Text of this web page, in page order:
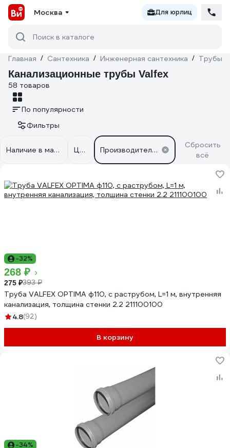
Москва Для юрлиц
Поиск в каталоге
Главная / Сантехника / Инженерная сантехника / Трубы
Канализационные трубы Valfex
58 товаров
По популярности
Фильтры
Наличие в магазинах Цена Производители: Valfex
Сбросить
всё
-32%
268 ₽
275 ₽393 ₽
Труба VALFEX OPTIMA ф110, с раструбом, L=1 м, внутренняя
канализация, толщина стенки 2.2 211100100
4.8(92)
В корзину
-34%